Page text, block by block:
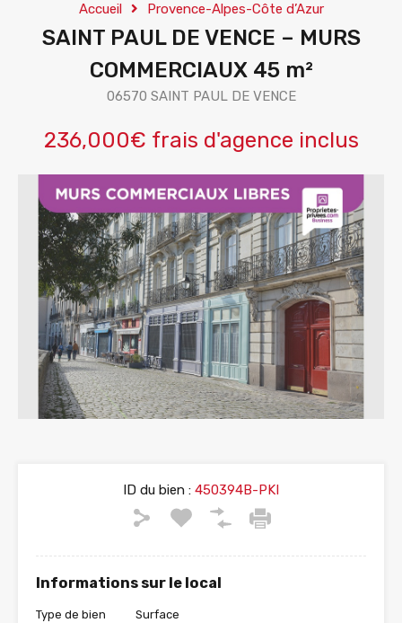
Accueil Provence-Alpes-Côte d’Azur
SAINT PAUL DE VENCE – MURS
COMMERCIAUX 45 m²
06570 SAINT PAUL DE VENCE
236,000€ frais d'agence inclus
ID du bien : 450394B-PKI
Informations sur le local
Type de bien Surface